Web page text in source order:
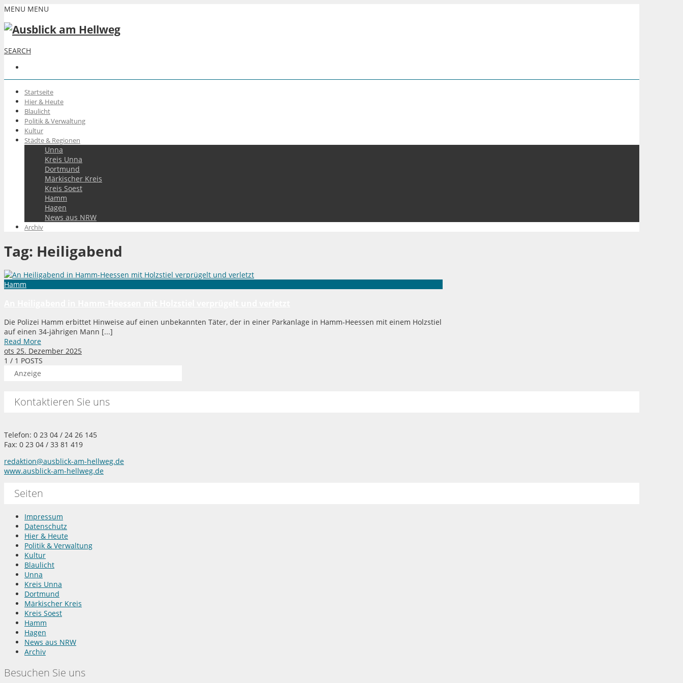
MENU MENU
SEARCH
Startseite
Hier & Heute
Blaulicht
Politik & Verwaltung
Kultur
Städte & Regionen
Unna
Kreis Unna
Dortmund
Märkischer Kreis
Kreis Soest
Hamm
Hagen
News aus NRW
Archiv
Tag: Heiligabend
Hamm
Die Polizei Hamm erbittet Hinweise auf einen unbekannten Täter, der in einer Parkanlage in Hamm-Heessen mit einem Holzstiel
auf einen 34-jährigen Mann [...]
Read More
ots 25. Dezember 2025
1 / 1 POSTS
Anzeige
Kontaktieren Sie uns
Telefon: 0 23 04 / 24 26 145
Fax: 0 23 04 / 33 81 419
redaktion@ausblick-am-hellweg.de
www.ausblick-am-hellweg.de
Seiten
Impressum
Datenschutz
Hier & Heute
Politik & Verwaltung
Kultur
Blaulicht
Unna
Kreis Unna
Dortmund
Märkischer Kreis
Kreis Soest
Hamm
Hagen
News aus NRW
Archiv
Besuchen Sie uns